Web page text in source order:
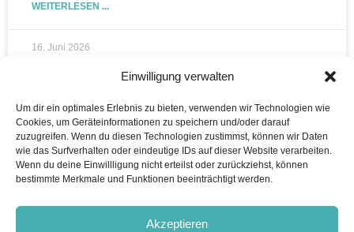
Einwilligung verwalten
Um dir ein optimales Erlebnis zu bieten, verwenden wir Technologien wie
Cookies, um Geräteinformationen zu speichern und/oder darauf
zuzugreifen. Wenn du diesen Technologien zustimmst, können wir Daten
wie das Surfverhalten oder eindeutige IDs auf dieser Website verarbeiten.
Wenn du deine Einwillligung nicht erteilst oder zurückziehst, können
bestimmte Merkmale und Funktionen beeinträchtigt werden.
Akzeptieren
WEITERLESEN ...
16. Juni 2026